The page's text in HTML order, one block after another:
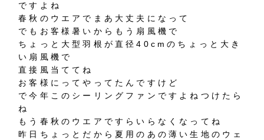
ですよね
春秋のウエアでまあ大丈夫になって
でもお客様暑いからもう扇風機で
ちょっと大型羽根が直径40cmのちょっと大き
い扇風機で
直接風当ててね
お客様にってやってたんですけど
で今年このシーリングファンですよねつけたら
ね
もう春秋のウエアですらいらなくなってね
昨日ちょっとだから夏用のあの薄い生地のウェ